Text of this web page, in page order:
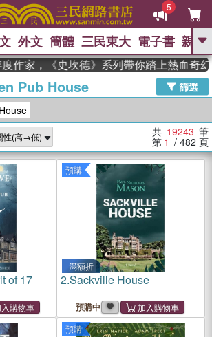
5
GO
熱搜： 東野圭吾 高希均教授回憶錄
、 The Odyssey 、 父親節 、 如果歷
獎 臺灣漫遊錄 、 方念華 、 台灣的李
登輝時代
數學女孩：黎曼猜想 、
偉大的迷走神經
外文 簡體 三民東大 電子書 親子
《史坎德》系列帶你踏上熱血奇幻旅程
Pub House
篩選
共 19243 筆
第 1 / 482 頁
of 17
預購
滿額折
2.Sackville House
預購中
預購